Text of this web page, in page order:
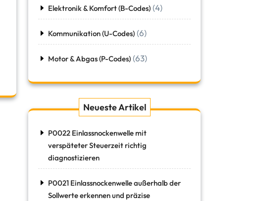
Elektronik & Komfort (B-Codes) (4)
Kommunikation (U-Codes) (6)
Motor & Abgas (P-Codes) (63)
Neueste Artikel
P0022 Einlassnockenwelle mit
verspäteter Steuerzeit richtig
diagnostizieren
P0021 Einlassnockenwelle außerhalb der
Sollwerte erkennen und präzise